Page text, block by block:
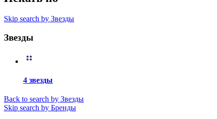
Skip search by Звезды
Звезды
4 звезды
Back to search by Звезды
Skip search by Бренды